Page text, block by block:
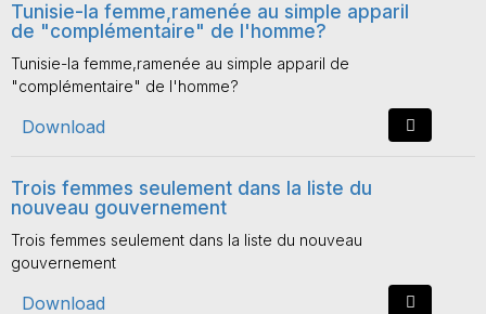
Tunisie-la femme,ramenée au simple apparil
de "complémentaire" de l'homme?
Tunisie-la femme,ramenée au simple apparil de
"complémentaire" de l'homme?
Download
Trois femmes seulement dans la liste du
nouveau gouvernement
Trois femmes seulement dans la liste du nouveau
gouvernement
Download